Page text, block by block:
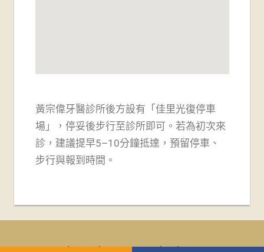
黃宗偉牙醫診所後方設有「佳里光復停車
場」， 停妥後步行至診所即可。若為初次來
診，建議提早5–10分鐘抵達，預留停車、
步行與報到時間。